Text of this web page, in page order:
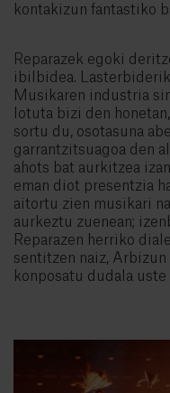
kontakizun fantastiko
Reparazek egoki
ibilbidea.
Musikaren industria
lotuta bizi den
sortu du, osotasuna
garrantzitsuagoa den
ahots bat aurkitzea
eman diot presentzia
aitortu zien musikari
aurkeztu zuenean;
Reparazen herriko
sentitzen naiz,
konposatu dudala uste